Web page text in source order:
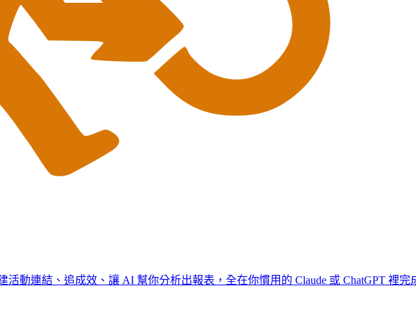
動連結、追成效、讓 AI 幫你分析出報表，全在你慣用的 Claude 或 ChatGPT 裡完